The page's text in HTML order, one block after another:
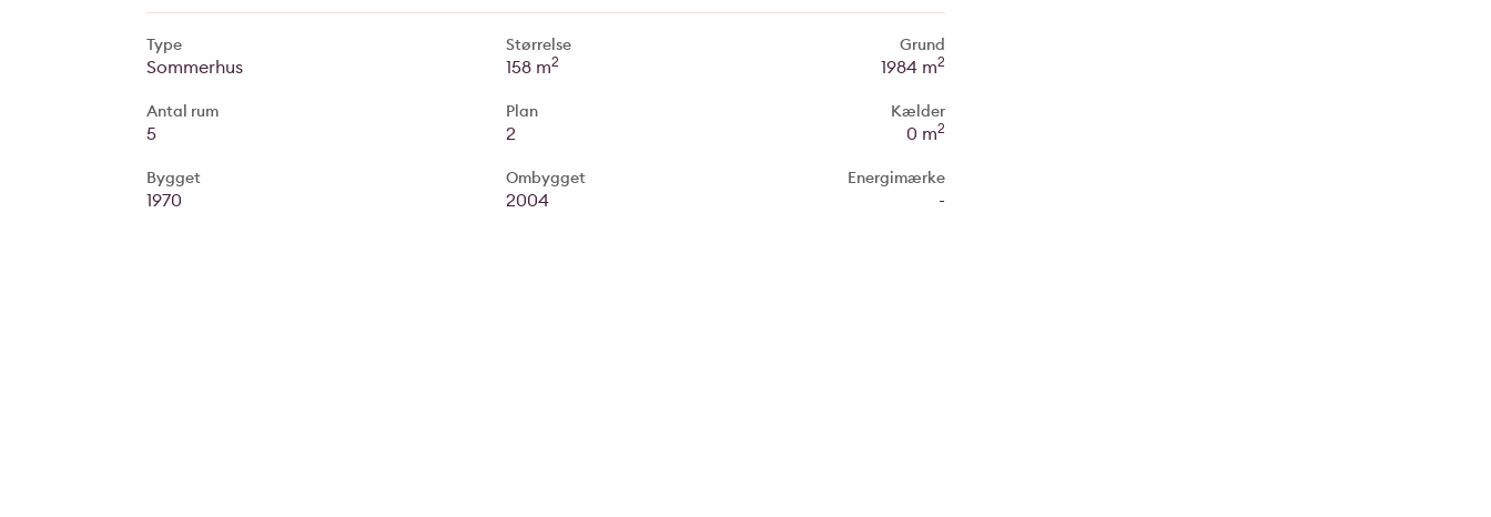
Type
Sommerhus
Antal rum
5
Bygget
1970
Størrelse
158 m2
Plan
2
Ombygget
2004
Grund
1984 m2
Kælder
0 m2
Energimærke
-